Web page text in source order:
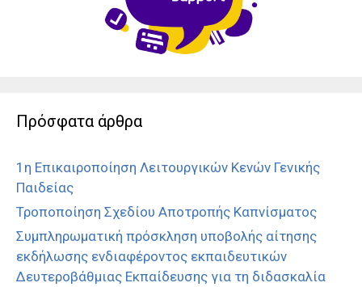
Πρόσφατα άρθρα
1η Επικαιροποίηση Λειτουργικών Κενών Γενικής
Παιδείας
Τροποποίηση Σχεδίου Αποτροπής Καπνίσματος
Συμπληρωματική πρόσκληση υποβολής αίτησης
εκδήλωσης ενδιαφέροντος εκπαιδευτικών
Δευτεροβάθμιας Εκπαίδευσης για τη διδασκαλία